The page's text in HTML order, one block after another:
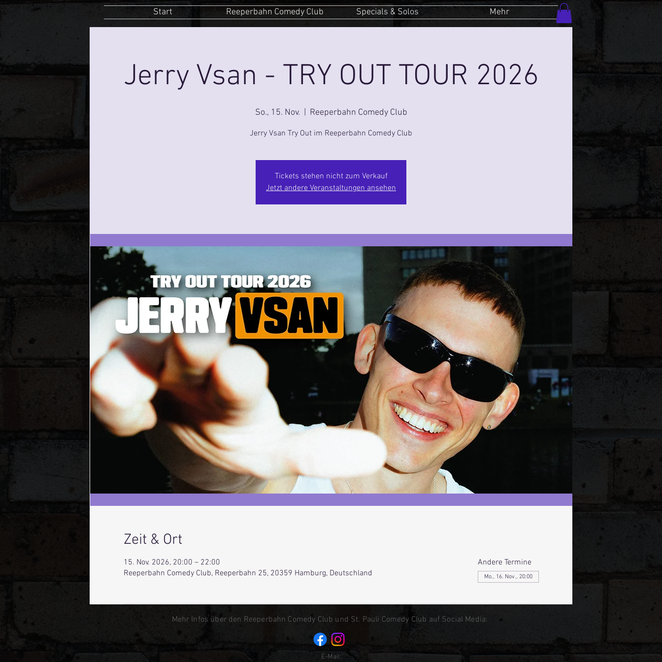
Start Reeperbahn Comedy Club Specials & Solos Mehr
Jerry Vsan - TRY OUT TOUR 2026
So., 15. Nov. Reeperbahn Comedy Club
Jerry Vsan Try Out im Reeperbahn Comedy Club
Tickets stehen nicht zum Verkauf
Jetzt andere Veranstaltungen ansehen
Zeit & Ort
15. Nov. 2026, 20:00 – 22:00
Reeperbahn Comedy Club, Reeperbahn 25, 20359 Hamburg, Deutschland
Andere Termine
Mo., 16. Nov., 20:00
Mehr Infos über den Reeperbahn Comedy Club und St. Pauli Comedy Club auf Social Media:
E-Mail: